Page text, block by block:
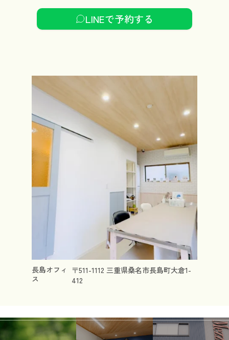
LINEで予約する
長島オフィ
ス
〒511-1112 三重県桑名市長島町大倉1-
412